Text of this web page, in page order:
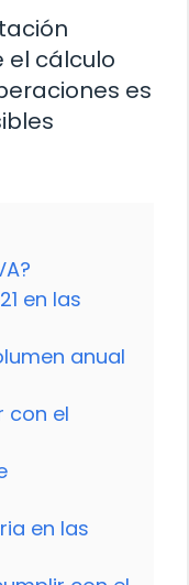
cálculo
es
en las
anual
con el
en las